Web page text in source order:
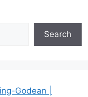
Search
Godean |